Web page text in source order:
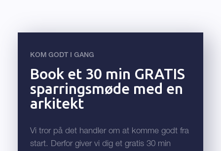
KOM GODT I GANG
Book et 30 min GRATIS
sparringsmøde med en
arkitekt
Vi tror på det handler om at komme godt fra
start. Derfor giver vi dig et gratis 30 min